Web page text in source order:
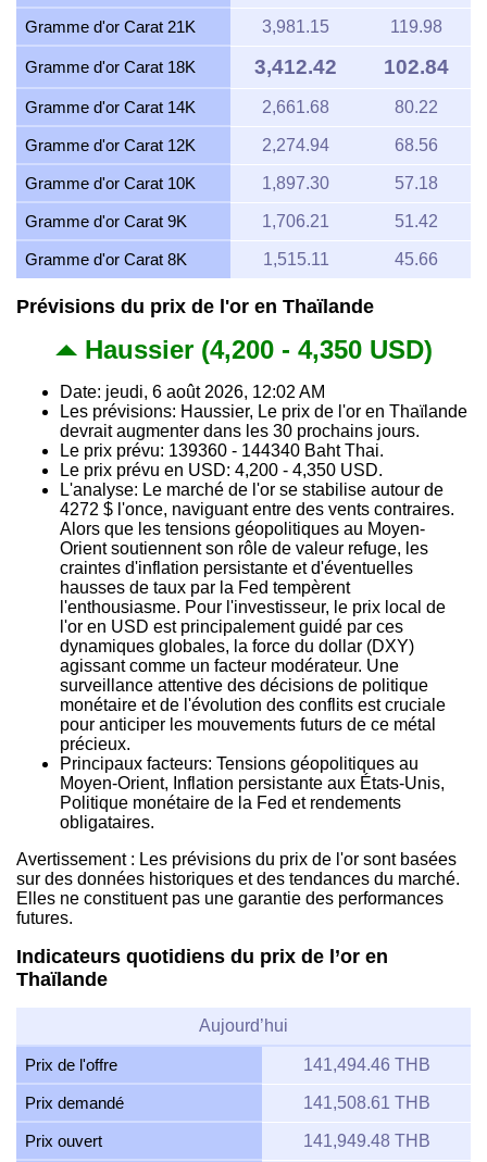
Gramme d'or Carat 21K 3,981.15 119.98
Gramme d'or Carat 18K 3,412.42 102.84
Gramme d'or Carat 14K 2,661.68 80.22
Gramme d'or Carat 12K 2,274.94 68.56
Gramme d'or Carat 10K 1,897.30 57.18
Gramme d'or Carat 9K 1,706.21 51.42
Gramme d'or Carat 8K 1,515.11 45.66
Prévisions du prix de l'or en Thaïlande
Haussier (4,200 - 4,350 USD)
Date: jeudi, 6 août 2026, 12:02 AM
Les prévisions: Haussier, Le prix de l'or en Thaïlande
devrait augmenter dans les 30 prochains jours.
Le prix prévu: 139360 - 144340 Baht Thai.
Le prix prévu en USD: 4,200 - 4,350 USD.
L'analyse: Le marché de l'or se stabilise autour de
4272 $ l'once, naviguant entre des vents contraires.
Alors que les tensions géopolitiques au Moyen-
Orient soutiennent son rôle de valeur refuge, les
craintes d'inflation persistante et d'éventuelles
hausses de taux par la Fed tempèrent
l'enthousiasme. Pour l'investisseur, le prix local de
l'or en USD est principalement guidé par ces
dynamiques globales, la force du dollar (DXY)
agissant comme un facteur modérateur. Une
surveillance attentive des décisions de politique
monétaire et de l'évolution des conflits est cruciale
pour anticiper les mouvements futurs de ce métal
précieux.
Principaux facteurs: Tensions géopolitiques au
Moyen-Orient, Inflation persistante aux États-Unis,
Politique monétaire de la Fed et rendements
obligataires.
Avertissement : Les prévisions du prix de l'or sont basées
sur des données historiques et des tendances du marché.
Elles ne constituent pas une garantie des performances
futures.
Indicateurs quotidiens du prix de l’or en
Thaïlande
Aujourd’hui
Prix de l'offre 141,494.46 THB
Prix demandé 141,508.61 THB
Prix ouvert 141,949.48 THB